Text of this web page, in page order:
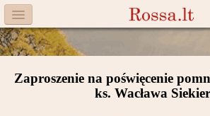
Menu
Facebook
Komitet
Zaproszenie na poświęcenie
ks. Wacława